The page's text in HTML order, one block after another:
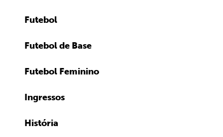
Futebol
Futebol de Base
Futebol Feminino
Ingressos
História